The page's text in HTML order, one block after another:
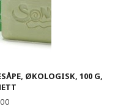
ØKOLOGISK, 100 G,